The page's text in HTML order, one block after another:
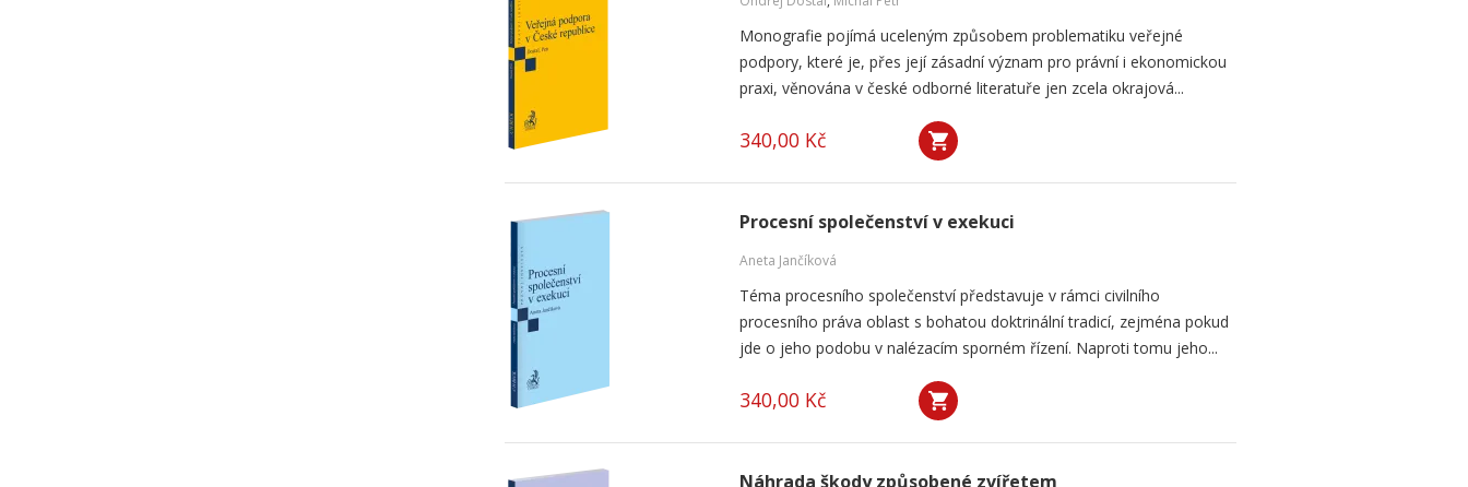
Monografie pojímá uceleným způsobem problematiku veřejné
podpory, které je, přes její zásadní význam pro právní i ekonomickou
praxi, věnována v české odborné literatuře jen zcela okrajová...
340,00 Kč
Procesní společenství v exekuci
Aneta Jančíková
Téma procesního společenství představuje v rámci civilního
procesního práva oblast s bohatou doktrinální tradicí, zejména pokud
jde o jeho podobu v nalézacím sporném řízení. Naproti tomu jeho...
340,00 Kč
Náhrada škody způsobené zvířetem